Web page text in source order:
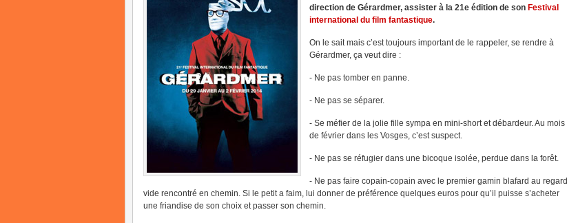
direction de Gérardmer, assister à la 21e édition de son Festival
international du film fantastique.
On le sait mais c’est toujours important de le rappeler, se rendre à
Gérardmer, ça veut dire :
- Ne pas tomber en panne.
- Ne pas se séparer.
- Se méfier de la jolie fille sympa en mini-short et débardeur. Au mois
de février dans les Vosges, c’est suspect.
- Ne pas se réfugier dans une bicoque isolée, perdue dans la forêt.
- Ne pas faire copain-copain avec le premier gamin blafard au regard
vide rencontré en chemin. Si le petit a faim, lui donner de préférence quelques euros pour qu’il puisse s’acheter
une friandise de son choix et passer son chemin.